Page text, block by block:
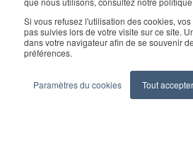
Si vous refusez l'utilisation des cookies,
pas suivies lors de votre visite sur ce site.
dans votre navigateur afin de se souvenir
préférences.
Paramètres du cookies Tout accepter
Copyright © 2026 Geekplus
reserved.